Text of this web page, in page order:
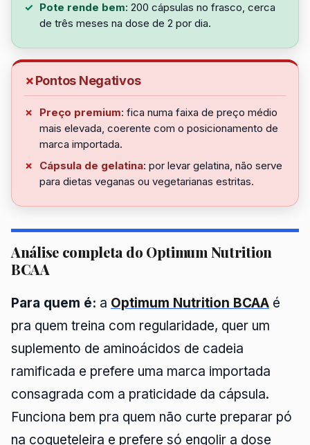
Pote rende bem: 200 cápsulas no frasco, cerca
de três meses na dose de 2 por dia.
Pontos Negativos
Preço premium: fica numa faixa de preço médio
mais elevada, coerente com o posicionamento de
marca importada.
Cápsula de gelatina: por levar gelatina, não serve
para dietas veganas ou vegetarianas estritas.
Análise completa do Optimum Nutrition
BCAA
Para quem é: a Optimum Nutrition BCAA é
pra quem treina com regularidade, quer um
suplemento de aminoácidos de cadeia
ramificada e prefere uma marca importada
consagrada com a praticidade da cápsula.
Funciona bem pra quem não curte preparar pó
na coqueteleira e prefere só engolir a dose